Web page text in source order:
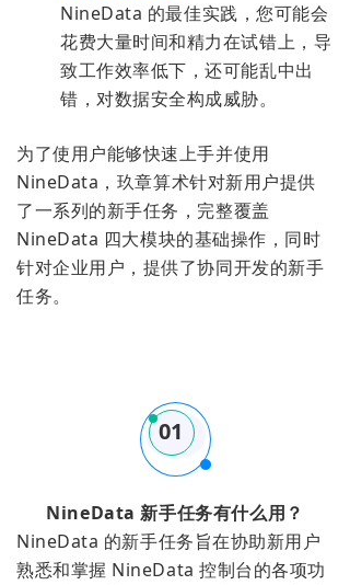
NineData 的最佳实践，您可能会
花费大量时间和精力在试错上，导
致工作效率低下，还可能乱中出
错，对数据安全构成威胁。
为了使用户能够快速上手并使用
NineData，玖章算术针对新用户提供
了一系列的新手任务，完整覆盖
NineData 四大模块的基础操作，同时
针对企业用户，提供了协同开发的新手
任务。
01
NineData 新手任务有什么用？
NineData 的新手任务旨在协助新用户
熟悉和掌握 NineData 控制台的各项功